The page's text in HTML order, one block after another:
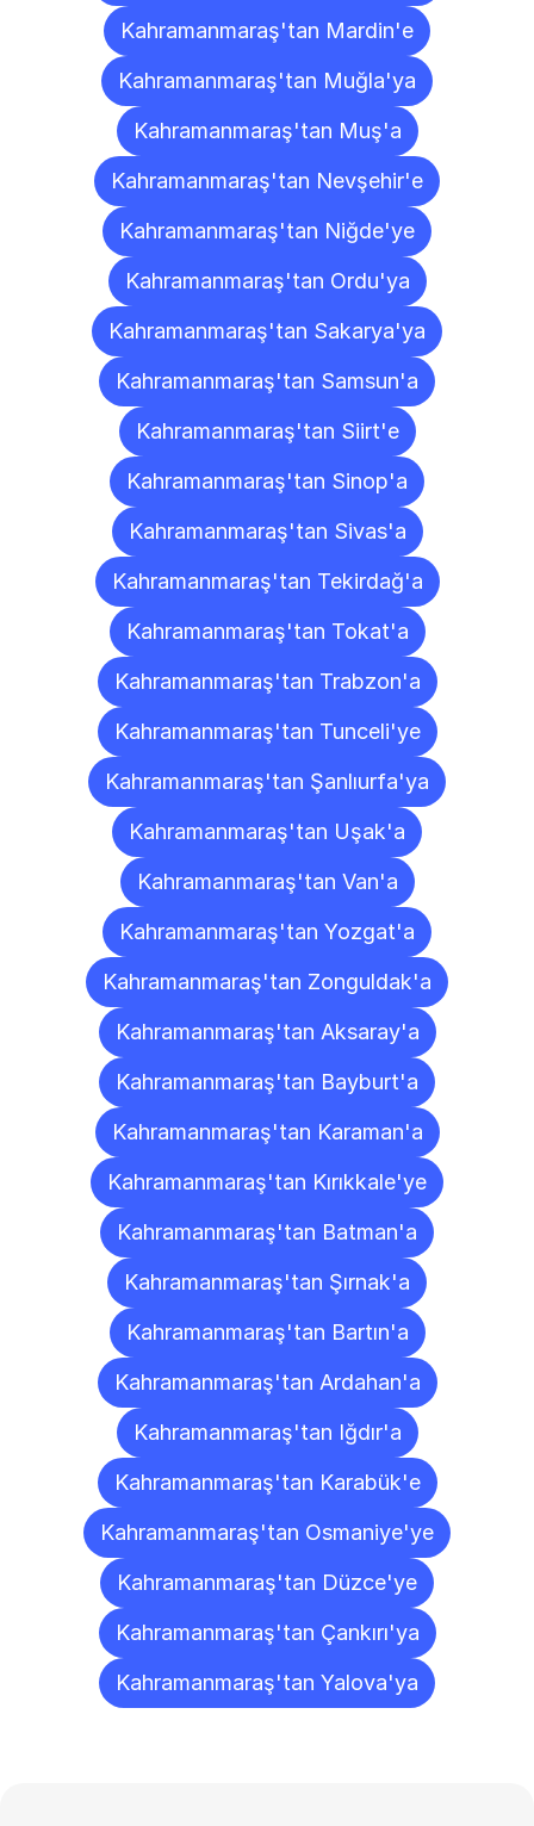
Kahramanmaraş'tan Mardin'e
Kahramanmaraş'tan Muğla'ya
Kahramanmaraş'tan Muş'a
Kahramanmaraş'tan Nevşehir'e
Kahramanmaraş'tan Niğde'ye
Kahramanmaraş'tan Ordu'ya
Kahramanmaraş'tan Sakarya'ya
Kahramanmaraş'tan Samsun'a
Kahramanmaraş'tan Siirt'e
Kahramanmaraş'tan Sinop'a
Kahramanmaraş'tan Sivas'a
Kahramanmaraş'tan Tekirdağ'a
Kahramanmaraş'tan Tokat'a
Kahramanmaraş'tan Trabzon'a
Kahramanmaraş'tan Tunceli'ye
Kahramanmaraş'tan Şanlıurfa'ya
Kahramanmaraş'tan Uşak'a
Kahramanmaraş'tan Van'a
Kahramanmaraş'tan Yozgat'a
Kahramanmaraş'tan Zonguldak'a
Kahramanmaraş'tan Aksaray'a
Kahramanmaraş'tan Bayburt'a
Kahramanmaraş'tan Karaman'a
Kahramanmaraş'tan Kırıkkale'ye
Kahramanmaraş'tan Batman'a
Kahramanmaraş'tan Şırnak'a
Kahramanmaraş'tan Bartın'a
Kahramanmaraş'tan Ardahan'a
Kahramanmaraş'tan Iğdır'a
Kahramanmaraş'tan Karabük'e
Kahramanmaraş'tan Osmaniye'ye
Kahramanmaraş'tan Düzce'ye
Kahramanmaraş'tan Çankırı'ya
Kahramanmaraş'tan Yalova'ya